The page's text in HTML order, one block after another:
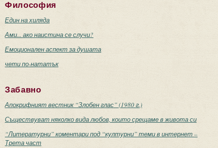
Философия
Един на хиляда
Ами... ако наистина се случи?
Емоционален аспект за душата
чети по-нататък
Забавно
Апокрифният вестник “Злобен глас” (1980 г.)
Съществуват няколко вида любов, които срещаме в живота си
“Литературни” коментари под “културни” теми в интернет –
Трета част